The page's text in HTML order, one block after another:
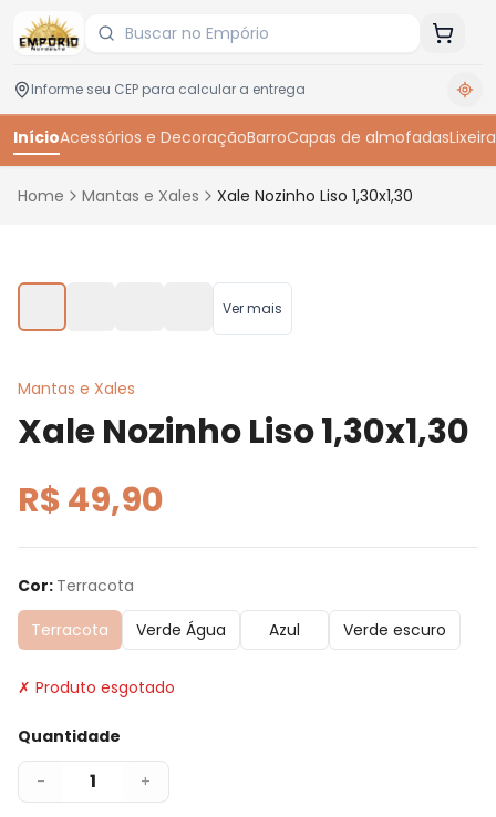
InícioAcessórios e DecoraçãoBarroCapas de almofadasLixeira
Home Mantas e Xales Xale Nozinho Liso 1,30x1,30
Ver mais
Mantas e Xales
Xale Nozinho Liso 1,30x1,30
R$ 49,90
Cor: Terracota
Terracota
Verde Água Azul Verde escuro
✗ Produto esgotado
Quantidade
- 1 +